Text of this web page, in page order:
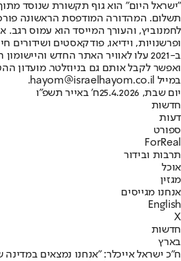
"ישראל היום" הוא גוף תקשורת שנוסד
ופרשנויות, וידיאו, פודקאסטים ושידורים
ב-2021 עלו לאוויר האתר החדש
ואפשר לקבל אותם גם בניוזלטר. מועדון
במייל hayom@israelhayom.co.il.
יום שבת, 25.4.2026
ח' באייר תשפ"ו
חדשות
דעות
ספורט
ForReal
תרבות ובידור
אוכל
מגזין
אנחנו מגייסים
English
X
חדשות
בארץ
ח"כ ישראל אייכלר: "אנחנו נמצאים במדינה